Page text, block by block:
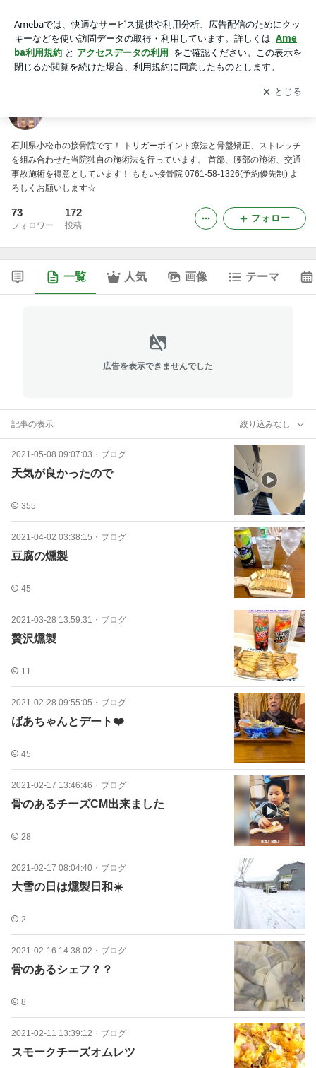
アプリをダウンロードして ブログの更新通知
を受け取りまし
ょう。
開く
石川県小松市の接骨院です！ トリガーポイント療法と骨盤矯正、ストレッチ
を組み合わせた当院独自の施術法を行っています。 首部、腰部の施術、交通
事故施術を得意としています！ ももい接骨院 0761-58-1326(予約優先制) よ
ろしくお願いします☆
73
フォロワー
172
投稿
フォロー
一覧 人気 画像 テーマ
広告を表示できませんでした
記事の表示 絞り込みなし
2021-05-08 09:07:03 ・ ブログ
天気が良かったので
355
2021-04-02 03:38:15 ・ ブログ
豆腐の燻製
45
2021-03-28 13:59:31 ・ ブログ
贅沢燻製
11
2021-02-28 09:55:05 ・ ブログ
ばあちゃんとデート❤️
45
2021-02-17 13:46:46 ・ ブログ
骨のあるチーズCM出来ました
28
2021-02-17 08:04:40 ・ ブログ
大雪の日は燻製日和☀️
2
2021-02-16 14:38:02 ・ ブログ
骨のあるシェフ？？
8
2021-02-11 13:39:12 ・ ブログ
スモークチーズオムレツ